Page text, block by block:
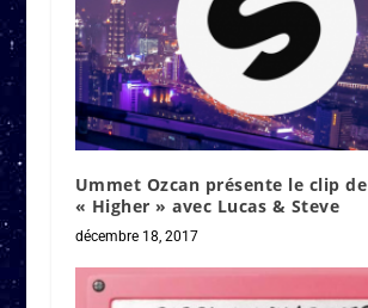
Ummet Ozcan présente le clip de
« Higher » avec Lucas & Steve
décembre 18, 2017